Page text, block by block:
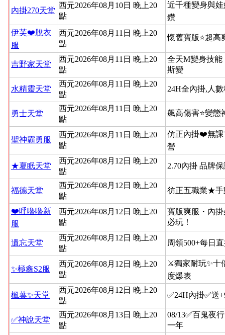
內掛270天堂
西元2026年08月10日 晚上20
點
近千種變身與
鑽
伊芙❤️脫衣
服
西元2026年08月11日 晚上20
點
懷舊寶版⭐超高
吉野家天堂
西元2026年08月11日 晚上20
點
全天M變身技能
斯變
水精靈天堂
西元2026年08月11日 晚上20
點
24H全內掛,人
勇士天堂
西元2026年08月11日 晚上20
點
飆高傷害⭐變態
聖神霸勇服
西元2026年08月11日 晚上20
點
仿正內掛❤️無
營
★夏眠天堂
西元2026年08月12日 晚上20
點
2.70內掛 品牌
福德天堂
西元2026年08月12日 晚上20
點
彷正五職業★手
❤️呼嚕嚕新
服
西元2026年08月12日 晚上20
點
寶版爽服・內
必玩！
遺忘天堂
西元2026年08月12日 晚上20
點
周領500+每日
✨極鑫S2服
西元2026年08月12日 晚上20
點
⚔️獨家耐玩✨
度爆表
楓葉✨天堂
西元2026年08月12日 晚上20
點
✅24H內掛✅送
✅神說天堂
西元2026年08月13日 晚上20
點
08/13✅百鬼夜
一年